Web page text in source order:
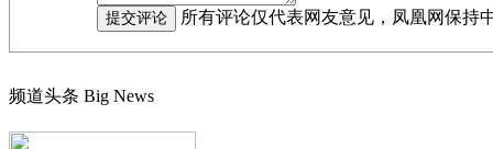
所有评论仅代表网友意见，凤凰网保持
频道头条 Big News